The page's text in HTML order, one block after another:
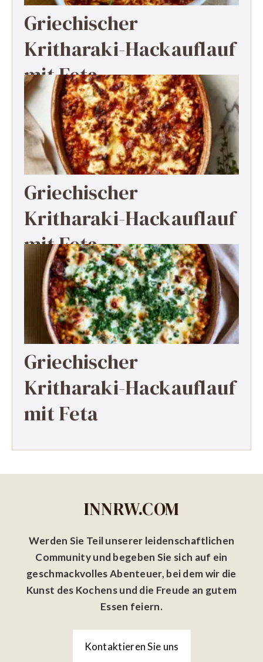
Griechischer
Kritharaki-Hackauflauf
mit Feta
Griechischer
Kritharaki-Hackauflauf
mit Feta
Griechischer
Kritharaki-Hackauflauf
mit Feta
INNRW.COM
Werden Sie Teil unserer leidenschaftlichen
Community und begeben Sie sich auf ein
geschmackvolles Abenteuer, bei dem wir die
Kunst des Kochens und die Freude an gutem
Essen feiern.
Kontaktieren Sie uns